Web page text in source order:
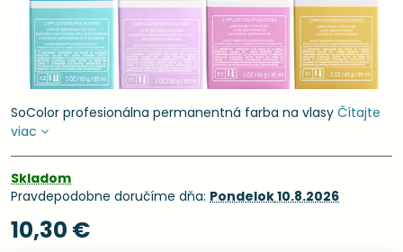
SoColor profesionálna permanentná farba na vlasy Čítajte
viac
Skladom
Pravdepodobne doručíme dňa: Pondelok10.8.2026
10,30 €